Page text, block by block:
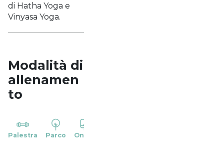
di Hatha Yoga e
Vinyasa Yoga.
Modalità di
allenamen
to
Palestra Parco Online